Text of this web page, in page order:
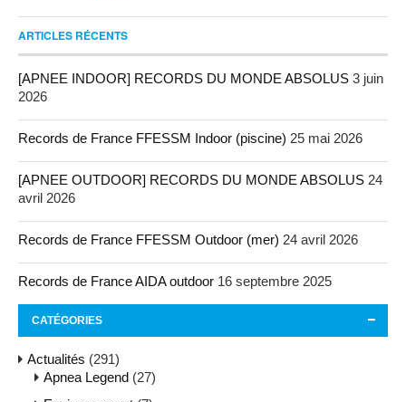
ARTICLES RÉCENTS
[APNEE INDOOR] RECORDS DU MONDE ABSOLUS 3 juin
2026
Records de France FFESSM Indoor (piscine) 25 mai 2026
[APNEE OUTDOOR] RECORDS DU MONDE ABSOLUS 24
avril 2026
Records de France FFESSM Outdoor (mer) 24 avril 2026
Records de France AIDA outdoor 16 septembre 2025
CATÉGORIES
Actualités (291)
Apnea Legend (27)